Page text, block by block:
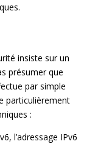
insiste sur un
présumer que
par simple
particulièrement
:
l’adressage IPv6